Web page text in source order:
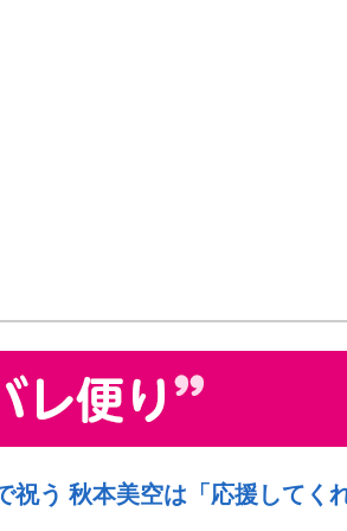
う 秋本美空は「応援してく